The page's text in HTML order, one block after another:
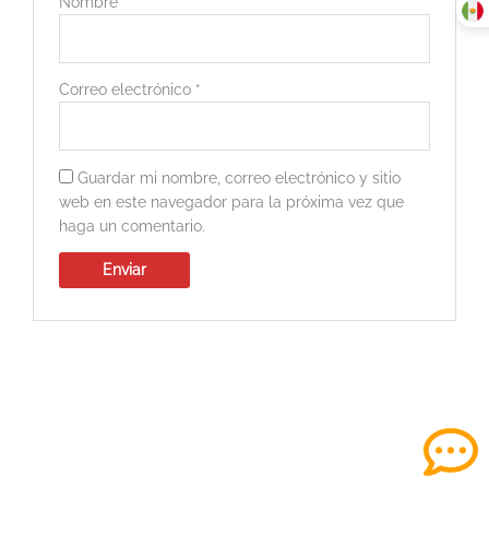
Correo electrónico *
Guardar mi nombre, correo electrónico y sitio
web en este navegador para la próxima vez que
haga un comentario.